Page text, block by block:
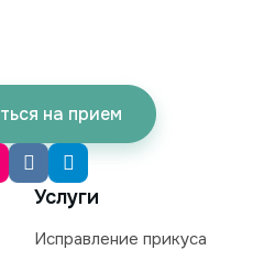
на прием
Услуги
Исправление прикуса